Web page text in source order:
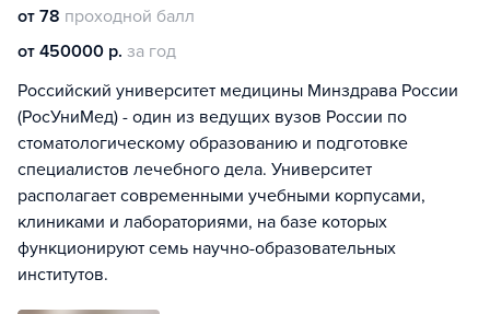
от 78 проходной балл
от 450000 р. за год
Российский университет медицины Минздрава России
(РосУниМед) - один из ведущих вузов России по
стоматологическому образованию и подготовке
специалистов лечебного дела. Университет
располагает современными учебными корпусами,
клиниками и лабораториями, на базе которых
функционируют семь научно-образовательных
институтов.